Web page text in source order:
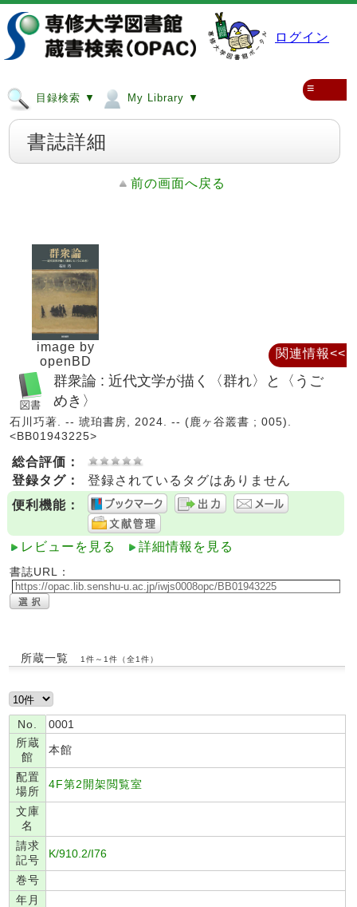
ログイン
目録検索 ▼ My Library ▼
≡
書誌詳細
前の画面へ戻る
image by
openBD
群衆論 : 近代文学が描く〈群れ〉と〈うご
めき〉
石川巧著. -- 琥珀書房, 2024. -- (鹿ヶ谷叢書 ; 005).
<BB01943225>
総合評価：
登録タグ：
登録されているタグはありません
便利機能：
レビューを見る 詳細情報を見る
書誌URL：
所蔵一覧 1件～1件（全1件）
No.
0001
所蔵
館
本館
配置
場所
4F第2開架閲覧室
文庫
名
請求
記号
K/910.2/I76
巻号
年月
関連情報<<